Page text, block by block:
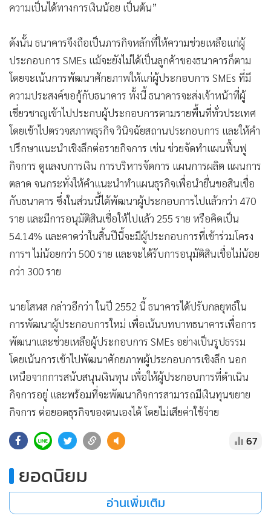
• Celeb Online
• ญี่ปุ่น
• News1
• Gotomanager
ความเป็นได้ทางการเงินน้อย เป็นต้น”
ดังนั้น ธนาคารจึงถือเป็นภารกิจหลักที่ให้ความช่วยเหลือแก่ผู้
ประกอบการ SMEs แม้จะยังไม่ได้เป็นลูกค้าของธนาคารก็ตาม
โดยจะเน้นการพัฒนาศักยภาพให้แก่ผู้ประกอบการ SMEs ที่มี
ความประสงค์ขอกู้กับธนาคาร ทั้งนี้ ธนาคารจะส่งเจ้าหน้าที่ผู้
เชี่ยวชาญเข้าไปประกบผู้ประกอบการตามรายพื้นที่ทั่วประเทศ
โดยเข้าไปตรวจสภาพธุรกิจ วินิจฉัยสถานประกอบการ และให้คำ
ปรึกษาแนะนำเชิงลึกต่อรายกิจการ เช่น ช่วยจัดทำแผนฟื้นฟู
กิจการ ดูแลงบการเงิน การบริหารจัดการ แผนการผลิต แผนการ
ตลาด จนกระทั่งให้คำแนะนำทำแผนธุรกิจเพื่อนำยื่นขอสินเชื่อ
กับธนาคาร ซึ่งในส่วนนี้ได้พัฒนาผู้ประกอบการไปแล้วกว่า 470
ราย และมีการอนุมัติสินเชื่อให้ไปแล้ว 255 ราย หรือคิดเป็น
54.14% และคาดว่าในสิ้นปีนี้จะมีผู้ประกอบการที่เข้าร่วมโครง
การฯ ไม่น้อยกว่า 500 ราย และจะได้รับการอนุมัติสินเชื่อไม่น้อย
กว่า 300 ราย
นายโสฬส กล่าวอีกว่า ในปี 2552 นี้ ธนาคารได้ปรับกลยุทธ์ใน
การพัฒนาผู้ประกอบการใหม่ เพื่อเน้นบทบาทธนาคารเพื่อการ
พัฒนาและช่วยเหลือผู้ประกอบการ SMEs อย่างเป็นรูปธรรม
โดยเน้นการเข้าไปพัฒนาศักยภาพผู้ประกอบการเชิงลึก นอก
เหนือจากการสนับสนุนเงินทุน เพื่อให้ผู้ประกอบการที่ดำเนิน
กิจการอยู่ และพร้อมที่จะพัฒนากิจการสามารถมีเงินทุนขยาย
กิจการ ต่อยอดธุรกิจของตนเองได้ โดยไม่เสียค่าใช้จ่าย
67
ยอดนิยม
อ่านเพิ่มเติม